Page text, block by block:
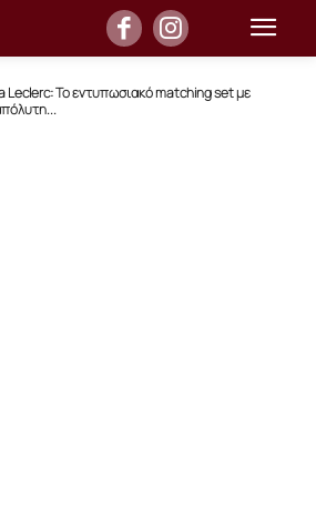
Leclerc: Το εντυπωσιακό matching set με